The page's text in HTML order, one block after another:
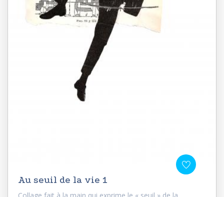
Au seuil de la vie 1
Collage fait à la main qui exprime le « seuil » de la...